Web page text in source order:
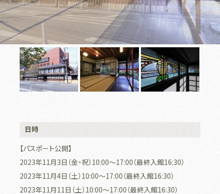
日時
【パスポート公開】
2023年11月3日（金・祝）10:00～17:00（最終入館16:30）
2023年11月4日（土）10:00〜17:00（最終入館16:30）
2023年11月11日（土）10:00〜17:00（最終入館16:30）